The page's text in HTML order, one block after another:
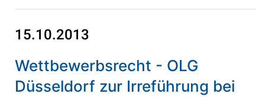
15.10.2013
Wettbewerbsrecht - OLG
Düsseldorf zur Irreführung bei